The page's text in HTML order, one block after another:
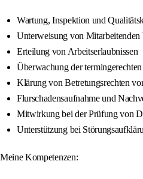
Wartung, Inspektion und
Unterweisung von Mitarbeitenden
Erteilung von Arbeitserlaubnissen
Überwachung der
Klärung von Betretungsrechten
Flurschadensaufnahme und
Mitwirkung bei der Prüfung von
Unterstützung bei
Meine Kompetenzen: